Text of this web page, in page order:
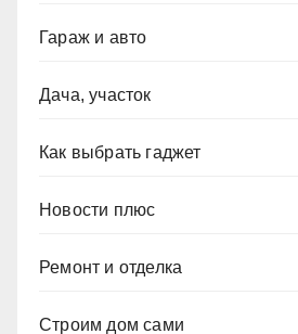
Гараж и авто
Дача, участок
Как выбрать гаджет
Новости плюс
Ремонт и отделка
Строим дом сами